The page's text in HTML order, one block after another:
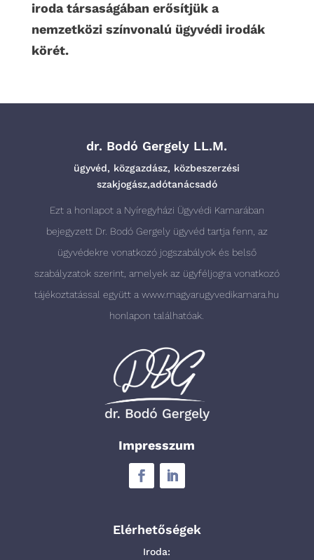
iroda társaságában erősítjük a
nemzetközi színvonalú ügyvédi irodák
körét.
dr. Bodó Gergely LL.M.
ügyvéd, közgazdász, közbeszerzési
szakjogász,adótanácsadó
Ezt a honlapot a Nyíregyházi Ügyvédi Kamarában
bejegyzett Dr. Bodó Gergely ügyvéd tartja fenn, az
ügyvédekre vonatkozó jogszabályok és belső
szabályzatok szerint, amelyek az ügyféljogra vonatkozó
tájékoztatással együtt awww.magyarugyvedikamara.hu
honlapon találhatóak.
Impresszum
Elérhetőségek
Iroda: